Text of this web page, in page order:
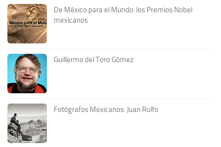
De México para el Mundo: los Premios Nobel
mexicanos
Guillermo del Toro Gómez
Fotógrafos Mexicanos: Juan Rulfo